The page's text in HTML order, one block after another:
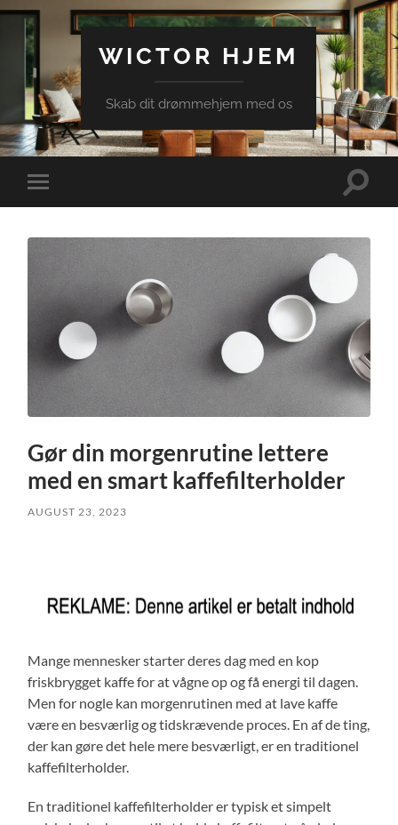
WICTOR HJEM
Skab dit drømmehjem med os
Toggle
mobile
Toggle
Gør din morgenrutine lettere
med en smart kaffefilterholder
AUGUST 23, 2023
Mange mennesker starter deres dag med en kop
friskbrygget kaffe for at vågne op og få energi til dagen.
Men for nogle kan morgenrutinen med at lave kaffe
være en besværlig og tidskrævende proces. En af de ting,
der kan gøre det hele mere besværligt, er en traditionel
kaffefilterholder.
En traditionel kaffefilterholder er typisk et simpelt